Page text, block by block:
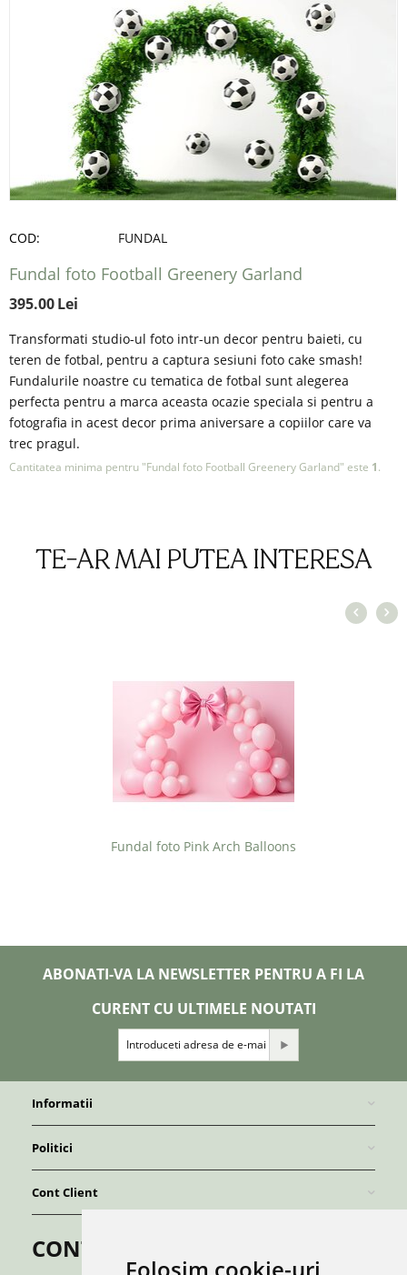
COD: FUNDAL
Fundal foto Football Greenery Garland
395.00Lei
Transformati studio-ul foto intr-un decor pentru baieti, cu
teren de fotbal, pentru a captura sesiuni foto cake smash!
Fundalurile noastre cu tematica de fotbal sunt alegerea
perfecta pentru a marca aceasta ocazie speciala si pentru a
fotografia in acest decor prima aniversare a copiilor care va
trec pragul.
Cantitatea minima pentru "Fundal foto Football Greenery Garland" este 1.
TE-AR MAI PUTEA INTERESA
Fundal foto Pink Arch Balloons
ABONATI-VA LA NEWSLETTER PENTRU A FI LA
CURENT CU ULTIMELE NOUTATI
Informatii
Politici
Cont Client
CONTACT